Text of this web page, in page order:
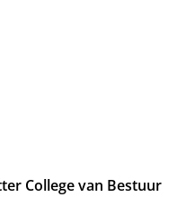
College van Bestuur